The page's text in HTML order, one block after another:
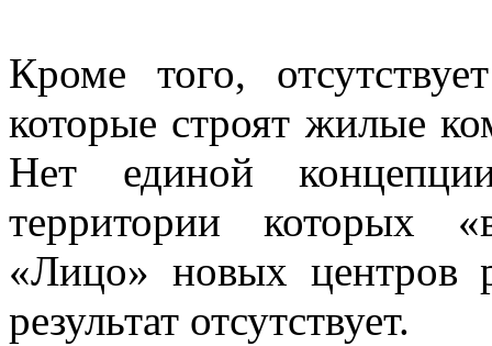
Кроме того,
которые строят жилые
Нет единой
территории которых
«Лицо» новых центров
результат отсутствует.